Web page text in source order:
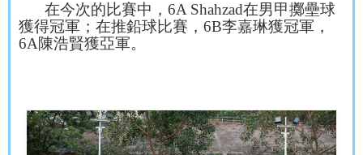
在今次的比賽中， 6A Shahzad在男甲擲壘球
獲得冠軍；在推鉛球比賽， 6B李嘉琳獲冠軍，
6A陳浩賢獲亞軍。